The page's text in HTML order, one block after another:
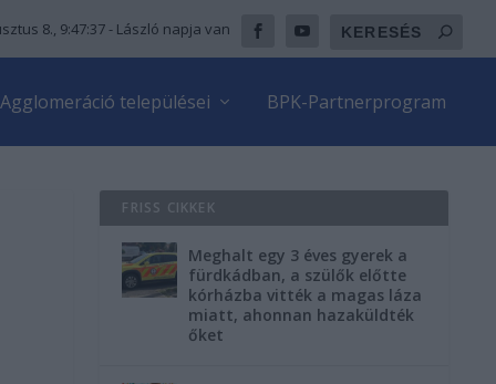
8., 9:47:38 - László napja van
Agglomeráció települései BPK-Partnerprogram
FRISS CIKKEK
Meghalt egy 3 éves gyerek a
fürdkádban, a szülők előtte
kórházba vitték a magas láza
miatt, ahonnan hazaküldték
őket